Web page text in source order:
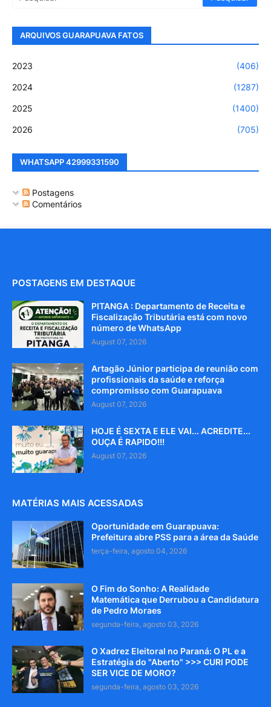
ARQUIVOS GUARAPUAVA FATOS
2023 (406)
2024 (1287)
2025 (1400)
2026 (705)
WHATSAPP 42999331590
Postagens
Comentários
POSTAGENS EM DESTAQUE
PITANGA : Departamento de Receita e
Fiscalização Tributária está com novo
número de WhatsApp
August 07, 2026
Artagão Júnior participa de reunião com
profissionais da saúde e reforça
compromisso com Guarapuava
August 07, 2026
HOJE É SEXTA E ELE VAI... ACREDITE...
OUÇA É RAPIDO!!!
August 07, 2026
MATÉRIAS MAIS ACESSADAS
Oportunidade em Guarapuava:
Prefeitura abre PSS para a área da Saúde
terça-feira, agosto 04, 2026
O Fim do Sonho: A Realidade
Matemática que Derrubou a Candidatura
de Pedro Moraes
segunda-feira, agosto 03, 2026
O Xadrez Eleitoral no Paraná: O PL e a
Estratégia do "Aberto" >>> CURI PODE
SER VICE DE MORO?
segunda-feira, agosto 03, 2026